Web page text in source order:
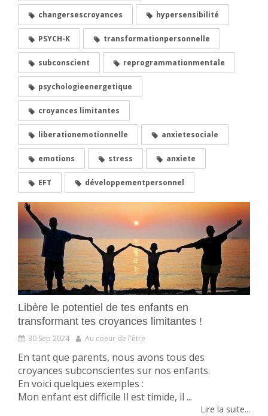
changersescroyances hypersensibilité
PSYCH-K transformationpersonnelle
subconscient reprogrammationmentale
psychologieenergetique
croyances limitantes
liberationemotionnelle anxietesociale
emotions stress anxiete
EFT développementpersonnel
Libère le potentiel de tes enfants en
transformant tes croyances limitantes !
30 Sep 2024 Au coeur de l'être
En tant que parents, nous avons tous des
croyances subconscientes sur nos enfants.
En voici quelques exemples :
Mon enfant est difficile Il est timide, il ...
Lire la suite...